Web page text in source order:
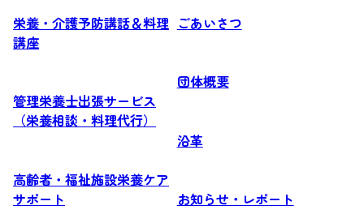
栄養・介護予防講話＆料理
講座
管理栄養士出張サービス
（栄養相談・料理代行）
高齢者・福祉施設栄養ケア
サポート
ごあいさつ
団体概要
沿革
お知らせ・レポート